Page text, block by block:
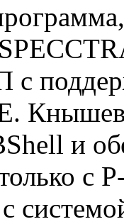
с
Е.
и
с